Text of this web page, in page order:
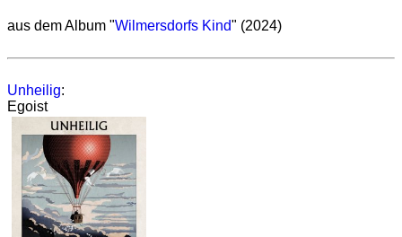
aus dem Album "Wilmersdorfs Kind" (2024)
Unheilig:
Egoist